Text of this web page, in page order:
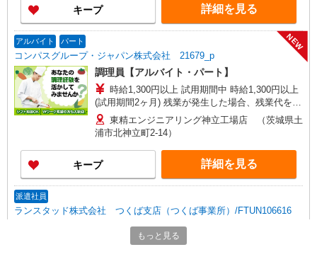
キープ 詳細を見る
アルバイト パート
コンパスグループ・ジャパン株式会社 21679_p
NEW
調理員【アルバイト・パート】
時給1,300円以上 試用期間中 時給1,300円以上
(試用期間2ヶ月) 残業が発生した場合、残業代を1
分単位で別途支給します。
東精エンジニアリング神立工場店 （茨城県土
浦市北神立町2-14）
キープ 詳細を見る
派遣社員
ランスタッド株式会社 つくば支店（つくば事業所）/FTUN106616
調理師・調理補助
時給1300円 月収例:23400円＝1300円×1時間30
もっと見る